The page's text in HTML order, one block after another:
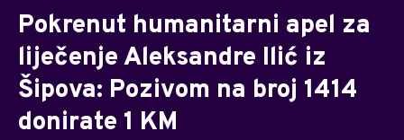
Pokrenut humanitarni apel za
liječenje Aleksandre Ilić iz
Šipova: Pozivom na broj 1414
donirate 1 KM